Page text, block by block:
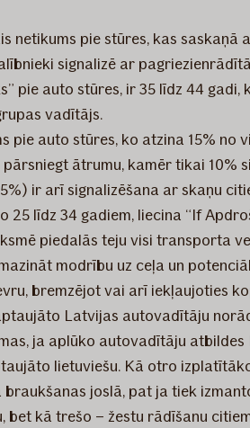
netikums pie stūres, kas
signalizē ar
pie auto stūres, ir 35 līdz 44
vadītājs.
pie auto stūres, ko atzina 15%
ātrumu, kamēr tikai
ir arī signalizēšana ar skaņu
25 līdz 34 gadiem, liecina “If
piedalās teju visi transporta
modrību uz ceļa un
bremzējot vai arī iekļaujoties
Latvijas autovadītāju
ja aplūko autovadītāju
lietuviešu. Kā otro
joslā, pat ja tiek
bet kā trešo – žestu rādīšanu